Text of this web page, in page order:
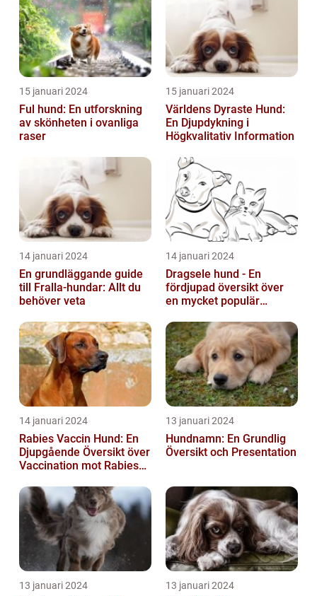
15 januari 2024
Ful hund: En utforskning
av skönheten i ovanliga
raser
15 januari 2024
Världens Dyraste Hund:
En Djupdykning i
Högkvalitativ Information
14 januari 2024
En grundläggande guide
till Fralla-hundar: Allt du
behöver veta
14 januari 2024
Dragsele hund - En
fördjupad översikt över
en mycket populär
14 januari 2024
Rabies Vaccin Hund: En
Djupgående Översikt över
Vaccination mot Rabies
13 januari 2024
Hundnamn: En Grundlig
Översikt och Presentation
13 januari 2024 13 januari 2024